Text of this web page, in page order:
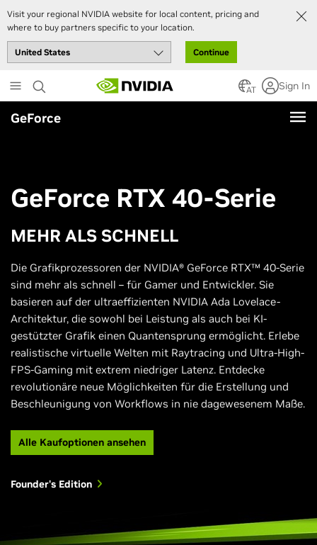
Visit your regional NVIDIA website for local content, pricing and
where to buy partners specific to your location.
Continue
to
main
content
AT Sign In
GeForce
GeForce RTX 40-Serie
MEHR ALS SCHNELL
Die Grafikprozessoren der NVIDIA® GeForce RTX™ 40-Serie
sind mehr als schnell – für Gamer und Entwickler. Sie
basieren auf der ultraeffizienten NVIDIA Ada Lovelace-
Architektur, die sowohl bei Leistung als auch bei KI-
gestützter Grafik einen Quantensprung ermöglicht. Erlebe
realistische virtuelle Welten mit Raytracing und Ultra-High-
FPS-Gaming mit extrem niedriger Latenz. Entdecke
revolutionäre neue Möglichkeiten für die Erstellung und
Beschleunigung von Workflows in nie dagewesenem Maße.
Alle Kaufoptionen ansehen
Founder's Edition